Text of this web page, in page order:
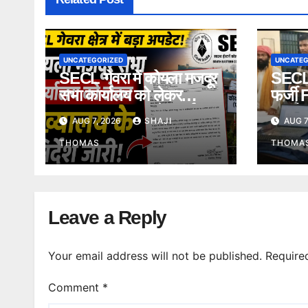
UNCATEGORIZED
SECL गेवरा में कोयला मजदूर
सभा कार्यालय को लेकर
हलचल, मुख्यालय से कार्यालय
सौंपने के निर्देश।
AUG 7, 2026 SHAJI
THOMAS
SECL
फर्जी
दीAUG
Leave a Reply
Your email address will not be published.
Comment *